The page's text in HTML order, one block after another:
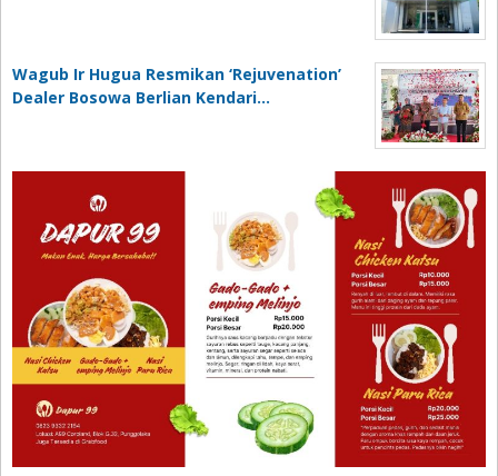
Wagub Ir Hugua Resmikan ‘Rejuvenation’
Dealer Bosowa Berlian Kendari…